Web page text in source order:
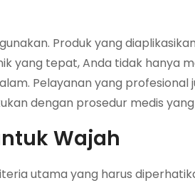
Produk yang
yang tepat, Anda tidak hanya
Pelayanan yang profesional
dengan prosedur medis
Wajah
utama yang harus